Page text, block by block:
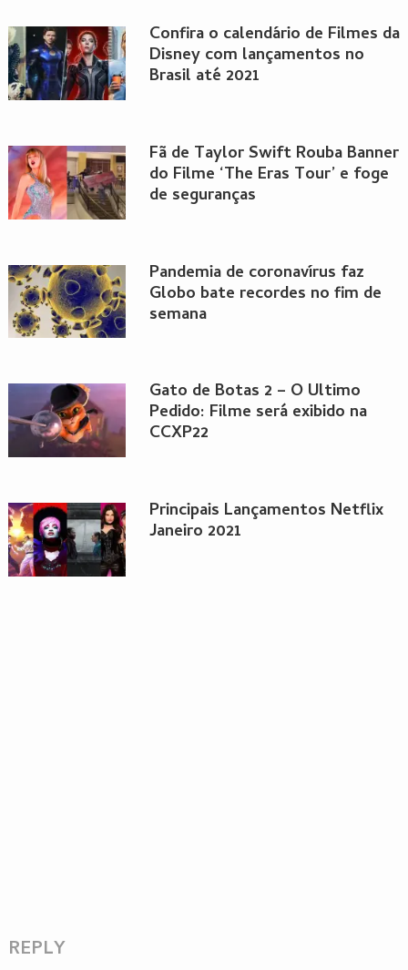
Confira o calendário de Filmes da
Disney com lançamentos no
Brasil até 2021
Fã de Taylor Swift Rouba Banner
do Filme ‘The Eras Tour’ e foge
de seguranças
Pandemia de coronavírus faz
Globo bate recordes no fim de
semana
Gato de Botas 2 – O Último
Pedido: Filme será exibido na
CCXP22
Principais Lançamentos Netflix
Janeiro 2021
REPLY